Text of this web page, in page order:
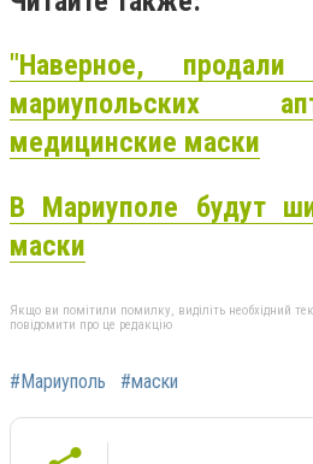
"Наверное,
мариупольских
медицинские маски
В Мариуполе будут
маски
Якщо ви помітили помилку, виділіть необхідний
повідомити про це редакцію
#Мариуполь #маски